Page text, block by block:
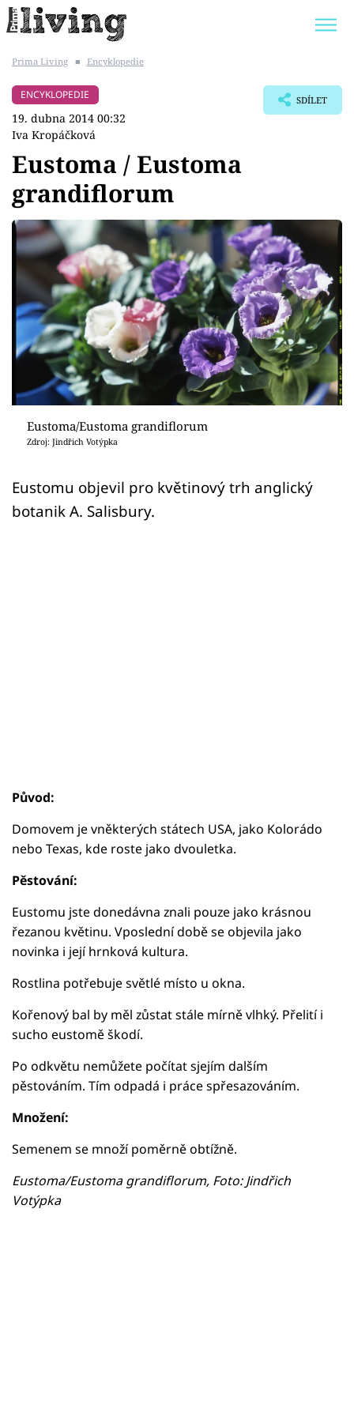
BYDLENÍ SLAVNÝCH
Témata
Bydlení
Zahrada
Design
Sledujte prima+
Přihlášení
Prima Living ■ Encyklopedie
ENCYKLOPEDIE
19. dubna 2014 00:32
Iva Kropáčková
SDÍLET
Eustoma / Eustoma
grandiflorum
Eustoma/Eustoma grandiflorum
Zdroj: Jindřich Votýpka
Eustomu objevil pro květinový trh anglický
botanik A. Salisbury.
Původ:
Domovem je vněkterých státech USA, jako Kolorádo
nebo Texas, kde roste jako dvouletka.
Pěstování:
Eustomu jste donedávna znali pouze jako krásnou
řezanou květinu. Vposlední době se objevila jako
novinka i její hrnková kultura.
Rostlina potřebuje světlé místo u okna.
Kořenový bal by měl zůstat stále mírně vlhký. Přelití i
sucho eustomě škodí.
Po odkvětu nemůžete počítat sjejím dalším
pěstováním. Tím odpadá i práce spřesazováním.
Množení:
Semenem se množí poměrně obtížně.
Eustoma/Eustoma grandiflorum, Foto: Jindřich
Votýpka